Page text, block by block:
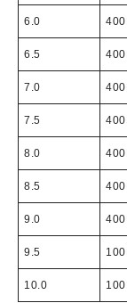
6.0
6.5
7.0
7.5
8.0
8.5
9.0
9.5
10.0